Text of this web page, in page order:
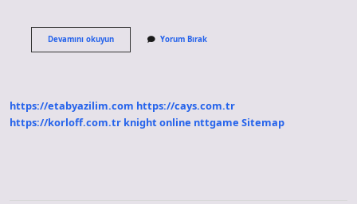
Devamını okuyunHangi
Cinsiyetin
Yorum Bırak
https://etabyazilim.com https://cays.com.tr
https://korloff.com.tr knight online nttgame Sitemap